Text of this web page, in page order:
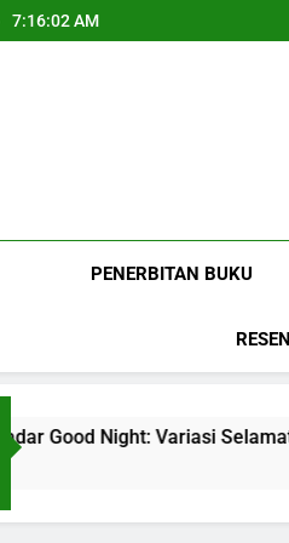
7:16:03 AM
PENERBITAN BUKU
Selamat Tidur Bahasa